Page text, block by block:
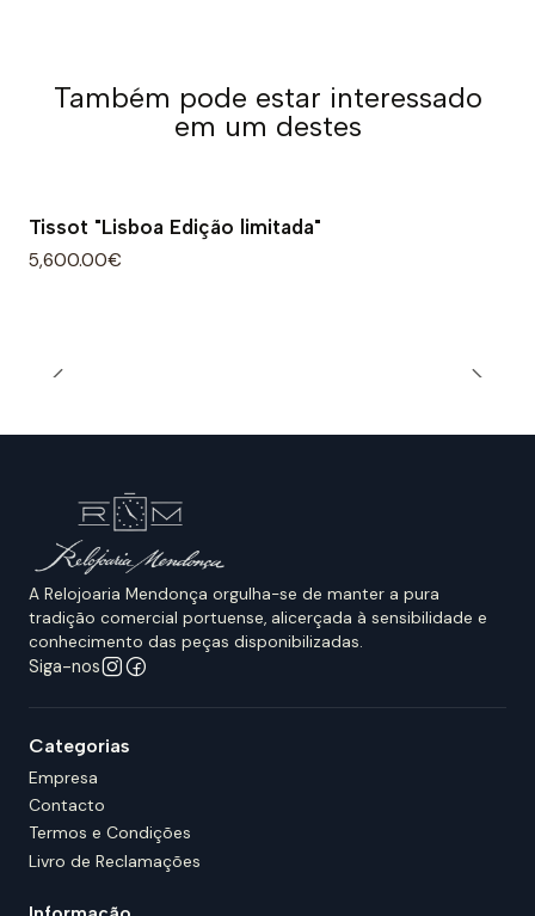
Também pode estar interessado
em um destes
Tissot "Lisboa Edição limitada"
5,600.00€
A Relojoaria Mendonça orgulha-se de manter a pura
tradição comercial portuense, alicerçada à sensibilidade e
conhecimento das peças disponibilizadas.
Siga-nos
Categorias
Empresa
Contacto
Termos e Condições
Livro de Reclamações